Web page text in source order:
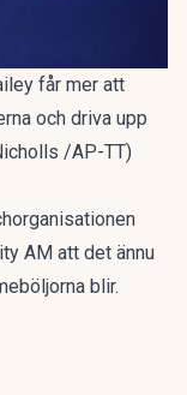
får mer att
och driva upp
/AP-TT)
AM att det ännu
blir.